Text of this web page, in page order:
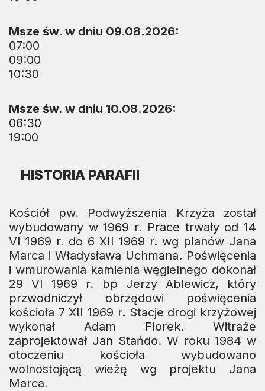
Msze św. w dniu 09.08.2026:
07:00
09:00
10:30
Msze św. w dniu 10.08.2026:
06:30
19:00
HISTORIA PARAFII
Kościół pw. Podwyższenia Krzyża został
wybudowany w 1969 r. Prace trwały od 14
VI 1969 r. do 6 XII 1969 r. wg planów Jana
Marca i Władysława Uchmana. Poświęcenia
i wmurowania kamienia węgielnego dokonał
29 VI 1969 r. bp Jerzy Ablewicz, który
przwodniczył obrzędowi poświęcenia
kościoła 7 XII 1969 r. Stacje drogi krzyżowej
wykonał Adam Florek. Witraże
zaprojektował Jan Stańdo. W roku 1984 w
otoczeniu kościoła wybudowano
wolnostojącą wieżę wg projektu Jana
Marca.